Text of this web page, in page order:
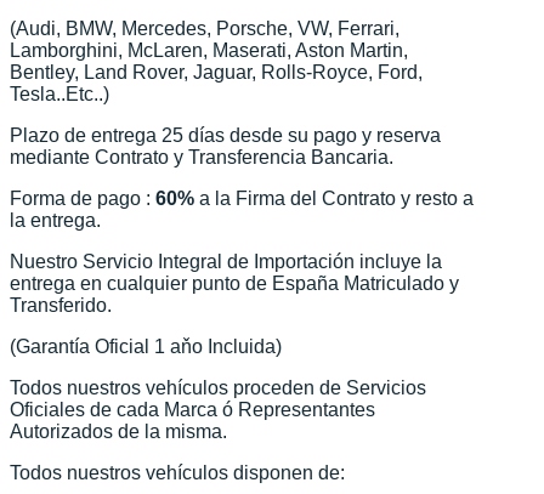
(Audi, BMW, Mercedes, Porsche, VW, Ferrari,
Lamborghini, McLaren, Maserati, Aston Martin,
Bentley, Land Rover, Jaguar, Rolls-Royce, Ford,
Tesla..Etc..)
Plazo de entrega 25 días desde su pago y reserva
mediante Contrato y Transferencia Bancaria.
Forma de pago : 60% a la Firma del Contrato y resto a
la entrega.
Nuestro Servicio Integral de Importación incluye la
entrega en cualquier punto de España Matriculado y
Transferido.
(Garantía Oficial 1 aňo Incluida)
Todos nuestros vehículos proceden de Servicios
Oficiales de cada Marca ó Representantes
Autorizados de la misma.
Todos nuestros vehículos disponen de: